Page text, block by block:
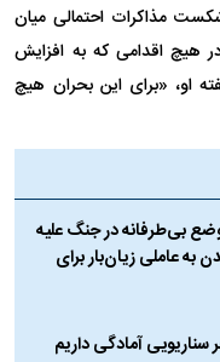
مذاکرات احتمالی میان
هیچ اقدامی که به افزایش
او، «برای این بحران هیچ
بی‌طرفانه در جنگ علیه
به عاملی زیان‌بار برای
آمادگی داریم